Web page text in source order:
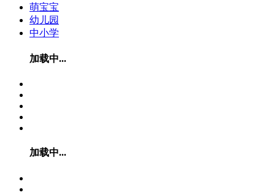
萌宝宝
幼儿园
中小学
加载中...
加载中...